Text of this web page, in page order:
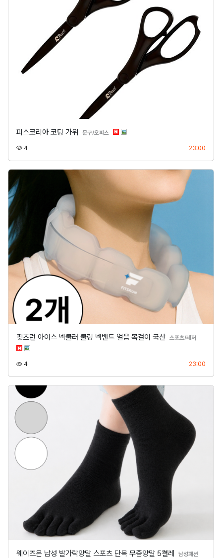
피스코리아 코팅 가위 문구/오피스 분류
4조회 23:00
핏츠런 아이스 넥쿨러 쿨링 넥밴드 얼음 목걸이 국산 스포츠/레저
4조회 23:00
웨이즈온 남성 발가락양말 스포츠 단목 무좀양말 5켤레 남성패션